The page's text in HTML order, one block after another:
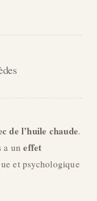
de l’huile chaude.
a uneffet
et psychologique